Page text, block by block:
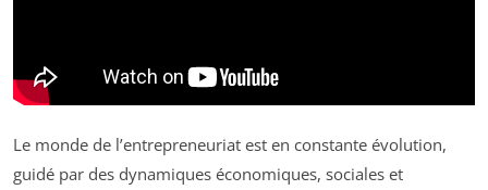
Le monde de l’entrepreneuriat est en constante évolution,
guidé par des dynamiques économiques, sociales et